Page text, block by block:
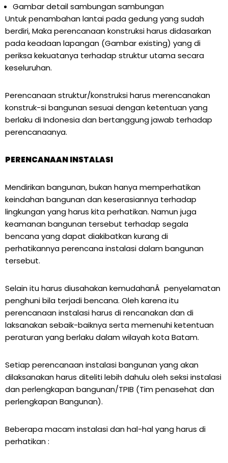
Gambar detail sambungan sambungan
Untuk penambahan lantai pada gedung yang sudah
berdiri, Maka perencanaan konstruksi harus didasarkan
pada keadaan lapangan (Gambar existing) yang di
periksa kekuatanya terhadap struktur utama secara
keseluruhan.
Perencanaan struktur/konstruksi harus merencanakan
konstruk-si bangunan sesuai dengan ketentuan yang
berlaku di Indonesia dan bertanggung jawab terhadap
perencanaanya.
PERENCANAAN INSTALASI
Mendirikan bangunan, bukan hanya memperhatikan
keindahan bangunan dan keserasiannya terhadap
lingkungan yang harus kita perhatikan. Namun juga
keamanan bangunan tersebut terhadap segala
bencana yang dapat diakibatkan kurang di
perhatikannya perencana instalasi dalam bangunan
tersebut.
Selain itu harus diusahakan kemudahanÂ penyelamatan
penghuni bila terjadi bencana. Oleh karena itu
perencanaan instalasi harus di rencanakan dan di
laksanakan sebaik-baiknya serta memenuhi ketentuan
peraturan yang berlaku dalam wilayah kota Batam.
Setiap perencanaan instalasi bangunan yang akan
dilaksanakan harus diteliti lebih dahulu oleh seksi instalasi
dan perlengkapan bangunan/TPIB (Tim penasehat dan
perlengkapan Bangunan).
Beberapa macam instalasi dan hal-hal yang harus di
perhatikan :